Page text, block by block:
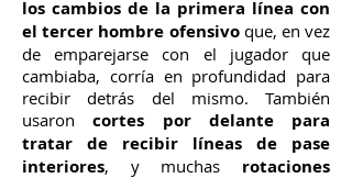
los cambios de la primera línea con
el tercer hombre ofensivoque, en vez
de emparejarse con el jugador que
cambiaba, corría en profundidad para
recibir detrás del mismo. También
usaroncortes por delante para
tratar de recibir líneas de pase
interiores, y muchas rotaciones